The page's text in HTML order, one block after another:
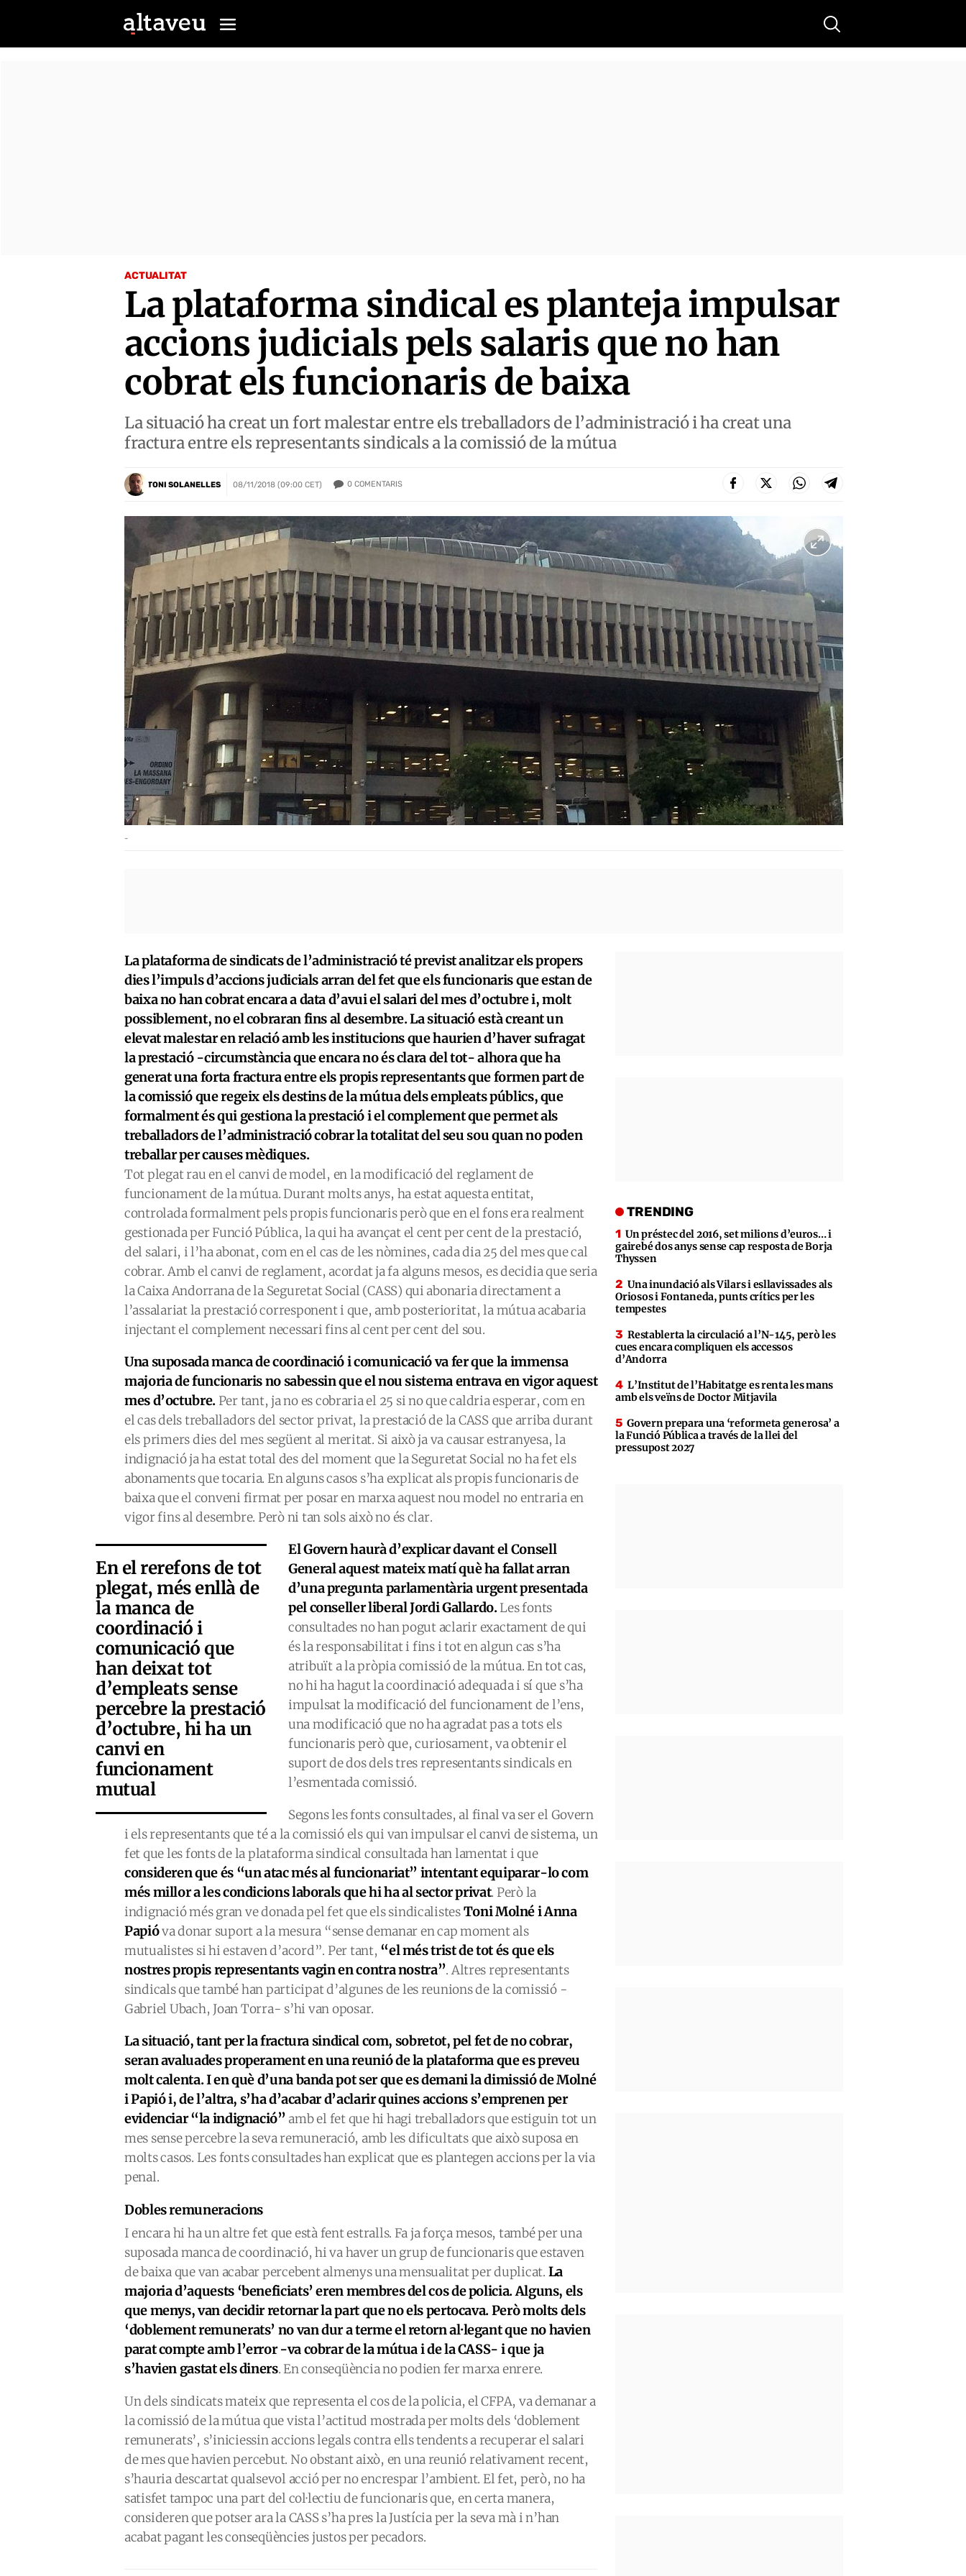
Buscar
ACTUALITAT
La plataforma sindical es planteja impulsar
accions judicials pels salaris que no han
cobrat els funcionaris de baixa
La situació ha creat un fort malestar entre els treballadors de l’administració i ha creat una
fractura entre els representants sindicals a la comissió de la mútua
TONI SOLANELLES 08/11/2018 (09:00 CET) 0 COMENTARIS
-
La plataforma de sindicats de l’administració té previst analitzar els propers
dies l’impuls d’accions judicials arran del fet que els funcionaris que estan de
baixa no han cobrat encara a data d’avui el salari del mes d’octubre i, molt
possiblement, no el cobraran fins al desembre. La situació està creant un
elevat malestar en relació amb les institucions que haurien d’haver sufragat
la prestació -circumstància que encara no és clara del tot- alhora que ha
generat una forta fractura entre els propis representants que formen part de
la comissió que regeix els destins de la mútua dels empleats públics, que
formalment és qui gestiona la prestació i el complement que permet als
treballadors de l’administració cobrar la totalitat del seu sou quan no poden
treballar per causes mèdiques.
Tot plegat rau en el canvi de model, en la modificació del reglament de
funcionament de la mútua. Durant molts anys, ha estat aquesta entitat,
controlada formalment pels propis funcionaris però que en el fons era realment
gestionada per Funció Pública, la qui ha avançat el cent per cent de la prestació,
del salari, i l’ha abonat, com en el cas de les nòmines, cada dia 25 del mes que cal
cobrar. Amb el canvi de reglament, acordat ja fa alguns mesos, es decidia que seria
la Caixa Andorrana de la Seguretat Social (CASS) qui abonaria directament a
l’assalariat la prestació corresponent i que, amb posterioritat, la mútua acabaria
injectant el complement necessari fins al cent per cent del sou.
Una suposada manca de coordinació i comunicació va fer que la immensa
majoria de funcionaris no sabessin que el nou sistema entrava en vigor aquest
mes d’octubre. Per tant, ja no es cobraria el 25 si no que caldria esperar, com en
el cas dels treballadors del sector privat, la prestació de la CASS que arriba durant
els primers dies del mes següent al meritat. Si això ja va causar estranyesa, la
indignació ja ha estat total des del moment que la Seguretat Social no ha fet els
abonaments que tocaria. En alguns casos s’ha explicat als propis funcionaris de
baixa que el conveni firmat per posar en marxa aquest nou model no entraria en
vigor fins al desembre. Però ni tan sols això no és clar.
En el rerefons de tot
plegat, més enllà de
la manca de
coordinació i
comunicació que
han deixat tot
d’empleats sense
percebre la prestació
d’octubre, hi ha un
canvi en
funcionament
mutual
El Govern haurà d’explicar davant el Consell
General aquest mateix matí què ha fallat arran
d’una pregunta parlamentària urgent presentada
pel conseller liberal Jordi Gallardo.Les fonts
consultades no han pogut aclarir exactament de qui
és la responsabilitat i fins i tot en algun cas s’ha
atribuït a la pròpia comissió de la mútua. En tot cas,
no hi ha hagut la coordinació adequada i sí que s’ha
impulsat la modificació del funcionament de l’ens,
una modificació que no ha agradat pas a tots els
funcionaris però que, curiosament, va obtenir el
suport de dos dels tres representants sindicals en
l’esmentada comissió.
Segons les fonts consultades, al final va ser el Govern
i els representants que té a la comissió els qui van impulsar el canvi de sistema, un
fet que les fonts de la plataforma sindical consultada han lamentat i que
consideren que és “un atac més al funcionariat” intentant equiparar-lo com
més millor a les condicions laborals que hi ha al sector privat. Però la
indignació més gran ve donada pel fet que els sindicalistesToni Molné i Anna
Papióva donar suport a la mesura “sense demanar en cap moment als
mutualistes si hi estaven d’acord”. Per tant, “el més trist de tot és que els
nostres propis representants vagin en contra nostra”. Altres representants
sindicals que també han participat d’algunes de les reunions de la comissió -
Gabriel Ubach, Joan Torra- s’hi van oposar.
La situació, tant per la fractura sindical com, sobretot, pel fet de no cobrar,
seran avaluades properament en una reunió de la plataforma que es preveu
molt calenta. I en què d’una banda pot ser que es demani la dimissió de Molné
i Papió i, de l’altra, s’ha d’acabar d’aclarir quines accions s’emprenen per
evidenciar “la indignació” amb el fet que hi hagi treballadors que estiguin tot un
mes sense percebre la seva remuneració, amb les dificultats que això suposa en
molts casos. Les fonts consultades han explicat que es plantegen accions per la via
penal.
Dobles remuneracions
I encara hi ha un altre fet que està fent estralls. Fa ja força mesos, també per una
suposada manca de coordinació, hi va haver un grup de funcionaris que estaven
de baixa que van acabar percebent almenys una mensualitat per duplicat. La
majoria d’aquests ‘beneficiats’ eren membres del cos de policia. Alguns, els
que menys, van decidir retornar la part que no els pertocava. Però molts dels
‘doblement remunerats’ no van dur a terme el retorn al·legant que no havien
parat compte amb l’error -va cobrar de la mútua i de la CASS- i que ja
s’havien gastat els diners. En conseqüència no podien fer marxa enrere.
Un dels sindicats mateix que representa el cos de la policia, el CFPA, va demanar a
la comissió de la mútua que vista l’actitud mostrada per molts dels ‘doblement
remunerats’, s’iniciessin accions legals contra ells tendents a recuperar el salari
de mes que havien percebut. No obstant això, en una reunió relativament recent,
s’hauria descartat qualsevol acció per no encrespar l’ambient. El fet, però, no ha
satisfet tampoc una part del col·lectiu de funcionaris que, en certa manera,
consideren que potser ara la CASS s’ha pres la Justícia per la seva mà i n’han
acabat pagant les conseqüències justos per pecadors.
TRENDING
Un préstec del 2016, set milions d’euros… i
gairebé dos anys sense cap resposta de Borja
Thyssen
Una inundació als Vilars i esllavissades als
Oriosos i Fontaneda, punts crítics per les
tempestes
Restablerta la circulació a l’N-145, però les
cues encara compliquen els accessos
d’Andorra
L’Institut de l’Habitatge es renta les mans
amb els veïns de Doctor Mitjavila
Govern prepara una ‘reformeta generosa’ a
la Funció Pública a través de la llei del
pressupost 2027